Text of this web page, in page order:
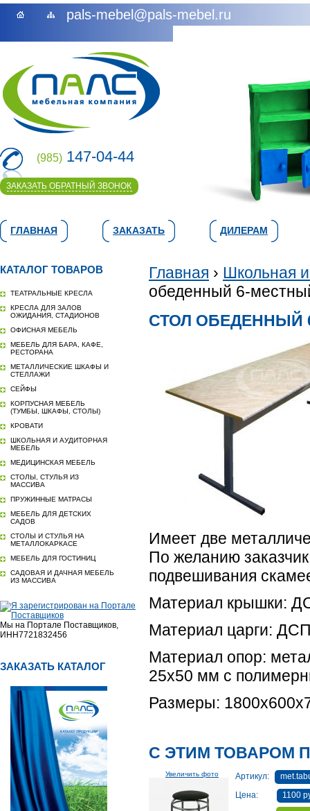
pals-mebel@pals-mebel.ru
(985) 147-04-44
ЗАКАЗАТЬ ОБРАТНЫЙ ЗВОНОК
ГЛАВНАЯ ЗАКАЗАТЬ ДИЛЕРАМ
КАТАЛОГ ТОВАРОВ
ТЕАТРАЛЬНЫЕ КРЕСЛА
КРЕСЛА ДЛЯ ЗАЛОВ
ОЖИДАНИЯ, СТАДИОНОВ
ОФИСНАЯ МЕБЕЛЬ
МЕБЕЛЬ ДЛЯ БАРА, КАФЕ,
РЕСТОРАНА
МЕТАЛЛИЧЕСКИЕ ШКАФЫ И
СТЕЛЛАЖИ
СЕЙФЫ
КОРПУСНАЯ МЕБЕЛЬ
(ТУМБЫ, ШКАФЫ, СТОЛЫ)
КРОВАТИ
ШКОЛЬНАЯ И АУДИТОРНАЯ
МЕБЕЛЬ
МЕДИЦИНСКАЯ МЕБЕЛЬ
СТОЛЫ, СТУЛЬЯ ИЗ
МАССИВА
ПРУЖИННЫЕ МАТРАСЫ
МЕБЕЛЬ ДЛЯ ДЕТСКИХ
САДОВ
СТОЛЫ И СТУЛЬЯ НА
МЕТАЛЛОКАРКАСЕ
МЕБЕЛЬ ДЛЯ ГОСТИНИЦ
САДОВАЯ И ДАЧНАЯ МЕБЕЛЬ
ИЗ МАССИВА
Мы на Портале Поставщиков,
ИНН7721832456
ЗАКАЗАТЬ КАТАЛОГ
Главная › Школьная
обеденный 6-
СТОЛ ОБЕДЕННЫЙ
Имеет две
По желанию
подвешивания
Материал крышки:
Материал царги:
Материал опор:
25х50 мм с
Размеры:
С ЭТИМ ТОВАРОМ
Увеличить фото Артикул:
Цена:
1100